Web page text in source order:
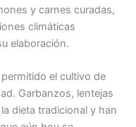
y carnes curadas,
climáticas
elaboración.
el cultivo de
Garbanzos, lentejas
dieta tradicional y han